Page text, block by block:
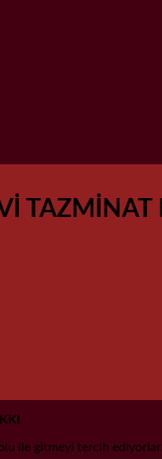
TAZMİNAT
ile gitmeyi tercih ediyorlar.